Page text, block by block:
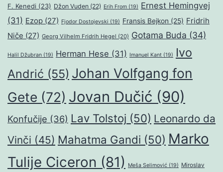
F. Kenedi (23) Džon Vuden (22) Erih From (19) Ernest Hemingvej
(31) Ezop (27) Fjodor Dostojevski (19) Fransis Bejkon (25) Fridrih
Niče (27) Georg Vilhelm Fridrih Hegel (20) Gotama Buda (34)
Halil Džubran (19) Herman Hese (31) Imanuel Kant (19)
Ivo
Andrić (55) Johan Volfgang fon
Gete (72) Jovan Dučić (90)
Konfučije (36) Lav Tolstoj (50) Leonardo da
Vinči (45) Mahatma Gandi (50) Marko
Tulije Ciceron (81) Meša Selimović (19) Miroslav